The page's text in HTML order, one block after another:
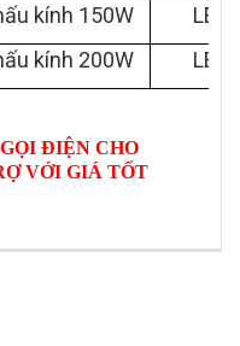
kính 150W
LED
kính 200W LED
ĐIỆN CHO
VỚI GIÁ TỐT